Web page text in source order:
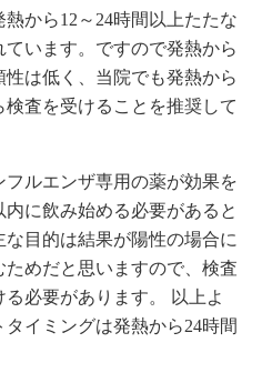
から12～24時間以上たたな
います。ですので発熱から
は低く、当院でも発熱から
査を受けることを推奨して
ルエンザ専用の薬が効果を
に飲み始める必要があると
目的は結果が陽性の場合に
めだと思いますので、検査
必要があります。 以上よ
イミングは発熱から24時間